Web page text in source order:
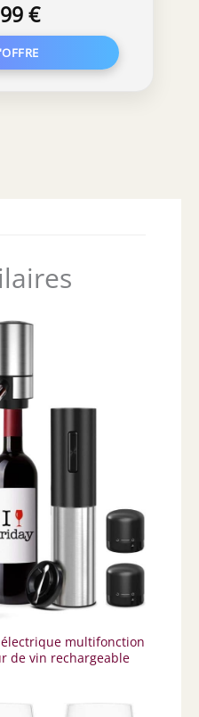
€
multifonction
de vin rechargeable